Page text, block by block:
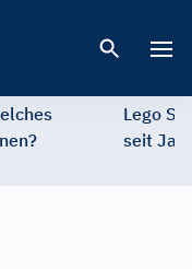
Lego
seit